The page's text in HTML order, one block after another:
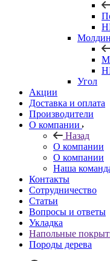
Угол
Акции
Доставка и оплата
Производители
О компании
Назад
О компании
О компании
Наша
Контакты
Сотрудничество
Статьи
Вопросы и ответы
Укладка
Напольные
Породы дерева